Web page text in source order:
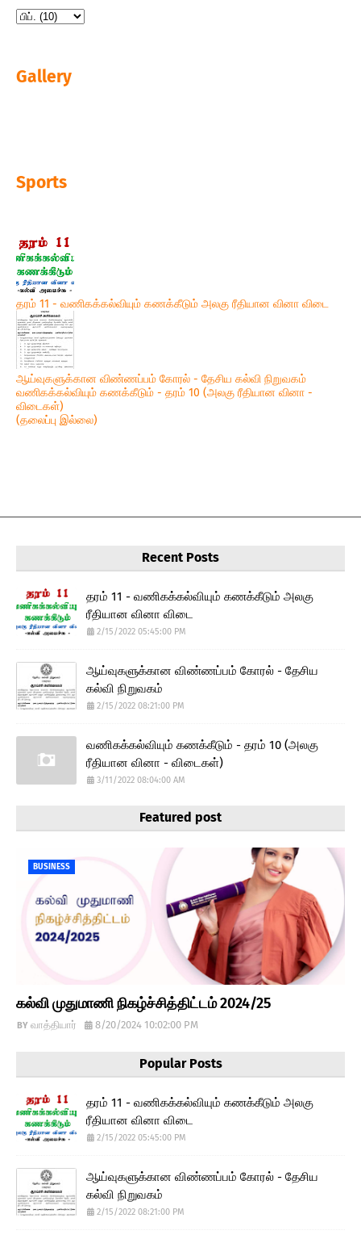
Gallery
Sports
தரம் 11 - வணிகக்கல்வியும் கணக்கீடும் அலகு ரீதியான வினா விடை
ஆய்வுகளுக்கான விண்ணப்பம் கோரல் - தேசிய கல்வி நிறுவகம்
வணிகக்கல்வியும் கணக்கீடும் - தரம் 10 (அலகு ரீதியான வினா -
விடைகள்)
(தலைப்பு இல்லை)
Recent Posts
தரம் 11 - வணிகக்கல்வியும் கணக்கீடும் அலகு
ரீதியான வினா விடை
2/15/2022 05:45:00 PM
ஆய்வுகளுக்கான விண்ணப்பம் கோரல் - தேசிய
கல்வி நிறுவகம்
2/15/2022 08:21:00 PM
வணிகக்கல்வியும் கணக்கீடும் - தரம் 10 (அலகு
ரீதியான வினா - விடைகள்)
3/11/2022 08:04:00 AM
Featured post
BUSINESS
கல்வி முதுமாணி நிகழ்ச்சித்திட்டம் 2024/25
வாத்தியார் 8/20/2024 10:02:00 PM
Popular Posts
தரம் 11 - வணிகக்கல்வியும் கணக்கீடும் அலகு
ரீதியான வினா விடை
2/15/2022 05:45:00 PM
ஆய்வுகளுக்கான விண்ணப்பம் கோரல் - தேசிய
கல்வி நிறுவகம்
2/15/2022 08:21:00 PM